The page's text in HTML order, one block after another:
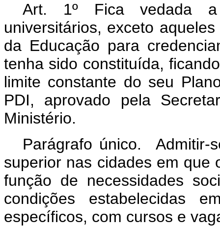
Art. 1º Fica vedada a
universitários, exceto
da Educação para
tenha sido constituída,
limite constante do seu
PDI, aprovado pela
Ministério.
Parágrafo único. Admitir-
superior nas cidades em que
função de necessidades
condições estabelecidas
específicos, com cursos e